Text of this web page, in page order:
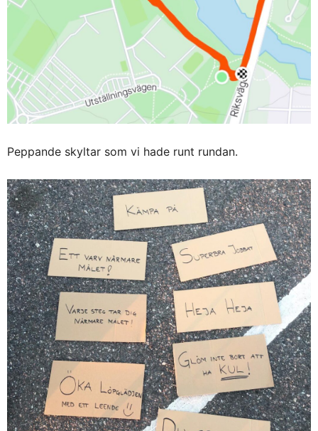
Peppande skyltar som vi hade runt rundan.